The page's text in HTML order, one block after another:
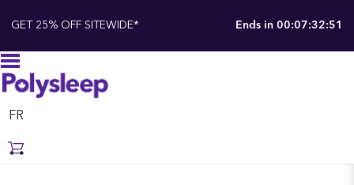
GET 25% OFF SITEWIDE* Ends in 00:07:32:51
FR